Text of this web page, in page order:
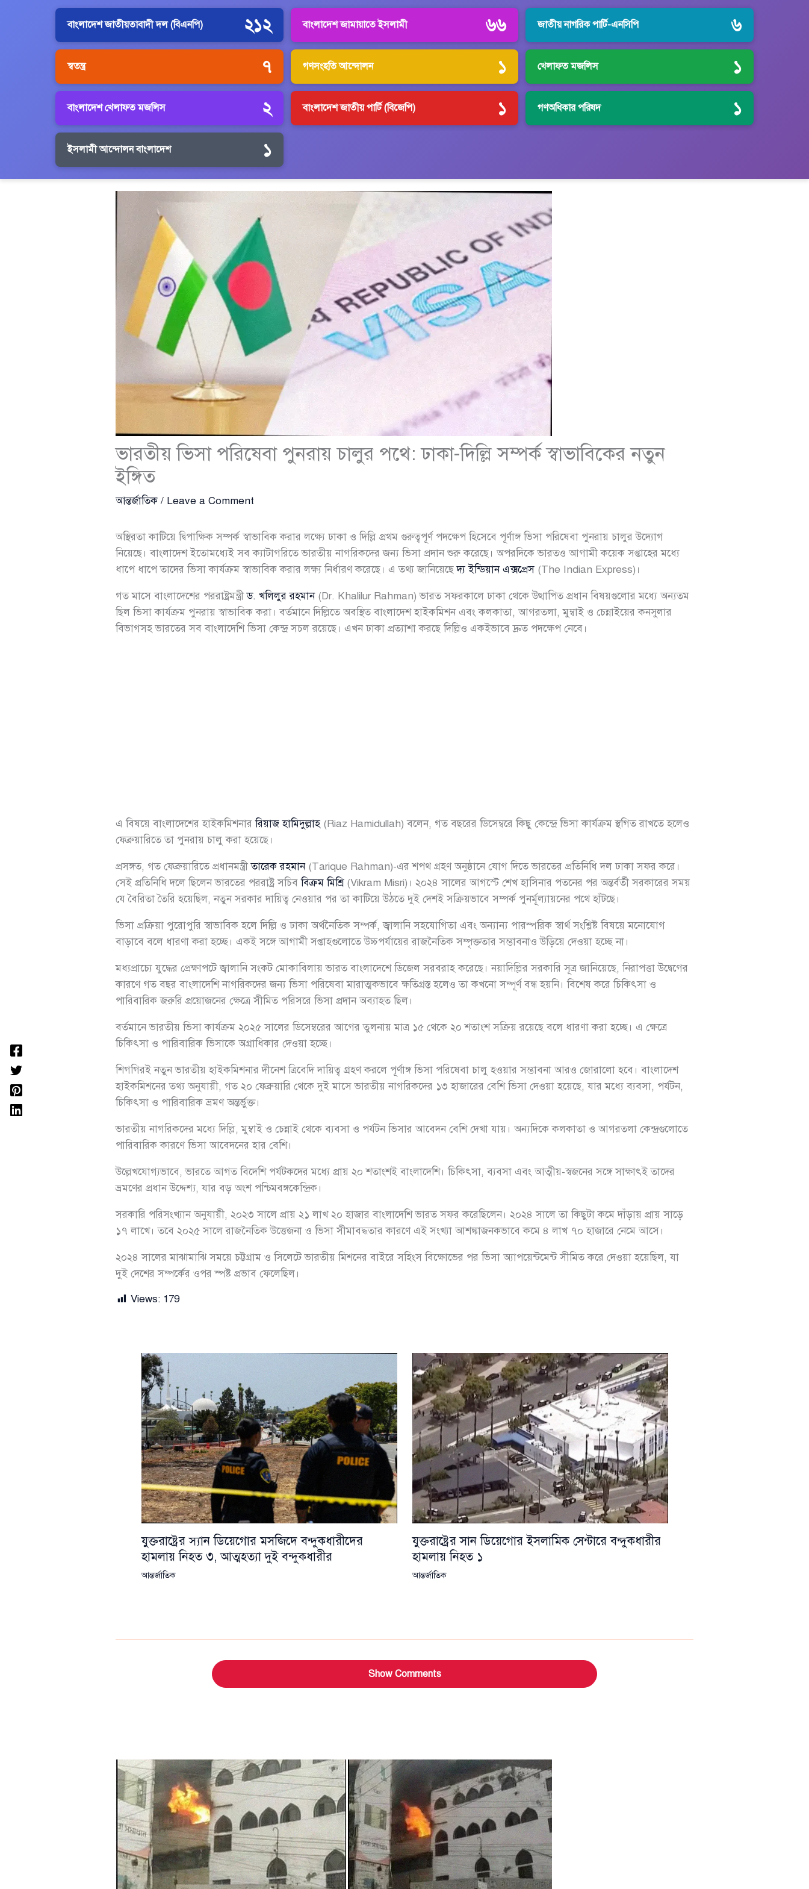
বাংলাদেশ জাতীয়তাবাদী দল (বিএনপি) ২১২ বাংলাদেশ জামায়াতে ইসলামী ৬৬ জাতীয় নাগরিক পার্টি-এনসিপি ৬
স্বতন্ত্র ৭ গণসংহতি আন্দোলন ১ খেলাফত মজলিস ১
বাংলাদেশ খেলাফত মজলিস ২ বাংলাদেশ জাতীয় পার্টি (বিজেপি) ১ গণঅধিকার পরিষদ ১
ইসলামী আন্দোলন বাংলাদেশ ১
ভারতীয় ভিসা পরিষেবা পুনরায় চালুর পথে: ঢাকা-দিল্লি সম্পর্ক স্বাভাবিকের নতুন
ইঙ্গিত
আন্তর্জাতিক / Leave a Comment
অস্থিরতা কাটিয়ে দ্বিপাক্ষিক সম্পর্ক স্বাভাবিক করার লক্ষ্যে ঢাকা ও দিল্লি প্রথম গুরুত্বপূর্ণ পদক্ষেপ হিসেবে পূর্ণাঙ্গ ভিসা পরিষেবা পুনরায় চালুর উদ্যোগ
নিয়েছে। বাংলাদেশ ইতোমধ্যেই সব ক্যাটাগরিতে ভারতীয় নাগরিকদের জন্য ভিসা প্রদান শুরু করেছে। অপরদিকে ভারতও আগামী কয়েক সপ্তাহের মধ্যে
ধাপে ধাপে তাদের ভিসা কার্যক্রম স্বাভাবিক করার লক্ষ্য নির্ধারণ করেছে। এ তথ্য জানিয়েছেদ্য ইন্ডিয়ান এক্সপ্রেস (The Indian Express)।
গত মাসে বাংলাদেশের পররাষ্ট্রমন্ত্রীড. খলিলুর রহমান(Dr. Khalilur Rahman) ভারত সফরকালে ঢাকা থেকে উত্থাপিত প্রধান বিষয়গুলোর মধ্যে অন্যতম
ছিল ভিসা কার্যক্রম পুনরায় স্বাভাবিক করা। বর্তমানে দিল্লিতে অবস্থিত বাংলাদেশ হাইকমিশন এবং কলকাতা, আগরতলা, মুম্বাই ও চেন্নাইয়ের কনসুলার
বিভাগসহ ভারতের সব বাংলাদেশি ভিসা কেন্দ্র সচল রয়েছে। এখন ঢাকা প্রত্যাশা করছে দিল্লিও একইভাবে দ্রুত পদক্ষেপ নেবে।
এ বিষয়ে বাংলাদেশের হাইকমিশনাররিয়াজ হামিদুল্লাহ (Riaz Hamidullah) বলেন, গত বছরের ডিসেম্বরে কিছু কেন্দ্রে ভিসা কার্যক্রম স্থগিত রাখতে হলেও
ফেব্রুয়ারিতে তা পুনরায় চালু করা হয়েছে।
প্রসঙ্গত, গত ফেব্রুয়ারিতে প্রধানমন্ত্রীতারেক রহমান(Tarique Rahman)-এর শপথ গ্রহণ অনুষ্ঠানে যোগ দিতে ভারতের প্রতিনিধি দল ঢাকা সফর করে।
সেই প্রতিনিধি দলে ছিলেন ভারতের পররাষ্ট্র সচিববিক্রম মিশ্রি(Vikram Misri)। ২০২৪ সালের আগস্টে শেখ হাসিনার পতনের পর অন্তর্বর্তী সরকারের সময়
যে বৈরিতা তৈরি হয়েছিল, নতুন সরকার দায়িত্ব নেওয়ার পর তা কাটিয়ে উঠতে দুই দেশই সক্রিয়ভাবে সম্পর্ক পুনর্মূল্যায়নের পথে হাঁটছে।
ভিসা প্রক্রিয়া পুরোপুরি স্বাভাবিক হলে দিল্লি ও ঢাকা অর্থনৈতিক সম্পর্ক, জ্বালানি সহযোগিতা এবং অন্যান্য পারস্পরিক স্বার্থ সংশ্লিষ্ট বিষয়ে মনোযোগ
বাড়াবে বলে ধারণা করা হচ্ছে। একই সঙ্গে আগামী সপ্তাহগুলোতে উচ্চপর্যায়ের রাজনৈতিক সম্পৃক্ততার সম্ভাবনাও উড়িয়ে দেওয়া হচ্ছে না।
মধ্যপ্রাচ্যে যুদ্ধের প্রেক্ষাপটে জ্বালানি সংকট মোকাবিলায় ভারত বাংলাদেশে ডিজেল সরবরাহ করেছে। নয়াদিল্লির সরকারি সূত্র জানিয়েছে, নিরাপত্তা উদ্বেগের
কারণে গত বছর বাংলাদেশি নাগরিকদের জন্য ভিসা পরিষেবা মারাত্মকভাবে ক্ষতিগ্রস্ত হলেও তা কখনো সম্পূর্ণ বন্ধ হয়নি। বিশেষ করে চিকিৎসা ও
পারিবারিক জরুরি প্রয়োজনের ক্ষেত্রে সীমিত পরিসরে ভিসা প্রদান অব্যাহত ছিল।
বর্তমানে ভারতীয় ভিসা কার্যক্রম ২০২৫ সালের ডিসেম্বরের আগের তুলনায় মাত্র ১৫ থেকে ২০ শতাংশ সক্রিয় রয়েছে বলে ধারণা করা হচ্ছে। এ ক্ষেত্রে
চিকিৎসা ও পারিবারিক ভিসাকে অগ্রাধিকার দেওয়া হচ্ছে।
শিগগিরই নতুন ভারতীয় হাইকমিশনার দীনেশ ত্রিবেদি দায়িত্ব গ্রহণ করলে পূর্ণাঙ্গ ভিসা পরিষেবা চালু হওয়ার সম্ভাবনা আরও জোরালো হবে। বাংলাদেশ
হাইকমিশনের তথ্য অনুযায়ী, গত ২০ ফেব্রুয়ারি থেকে দুই মাসে ভারতীয় নাগরিকদের ১৩ হাজারের বেশি ভিসা দেওয়া হয়েছে, যার মধ্যে ব্যবসা, পর্যটন,
চিকিৎসা ও পারিবারিক ভ্রমণ অন্তর্ভুক্ত।
ভারতীয় নাগরিকদের মধ্যে দিল্লি, মুম্বাই ও চেন্নাই থেকে ব্যবসা ও পর্যটন ভিসার আবেদন বেশি দেখা যায়। অন্যদিকে কলকাতা ও আগরতলা কেন্দ্রগুলোতে
পারিবারিক কারণে ভিসা আবেদনের হার বেশি।
উল্লেখযোগ্যভাবে, ভারতে আগত বিদেশি পর্যটকদের মধ্যে প্রায় ২০ শতাংশই বাংলাদেশি। চিকিৎসা, ব্যবসা এবং আত্মীয়-স্বজনের সঙ্গে সাক্ষাৎই তাদের
ভ্রমণের প্রধান উদ্দেশ্য, যার বড় অংশ পশ্চিমবঙ্গকেন্দ্রিক।
সরকারি পরিসংখ্যান অনুযায়ী, ২০২৩ সালে প্রায় ২১ লাখ ২০ হাজার বাংলাদেশি ভারত সফর করেছিলেন। ২০২৪ সালে তা কিছুটা কমে দাঁড়ায় প্রায় সাড়ে
১৭ লাখে। তবে ২০২৫ সালে রাজনৈতিক উত্তেজনা ও ভিসা সীমাবদ্ধতার কারণে এই সংখ্যা আশঙ্কাজনকভাবে কমে ৪ লাখ ৭০ হাজারে নেমে আসে।
২০২৪ সালের মাঝামাঝি সময়ে চট্টগ্রাম ও সিলেটে ভারতীয় মিশনের বাইরে সহিংস বিক্ষোভের পর ভিসা অ্যাপয়েন্টমেন্ট সীমিত করে দেওয়া হয়েছিল, যা
দুই দেশের সম্পর্কের ওপর স্পষ্ট প্রভাব ফেলেছিল।
Views: 179
যুক্তরাষ্ট্রের স্যান ডিয়েগোর মসজিদে বন্দুকধারীদের
হামলায় নিহত ৩, আত্মহত্যা দুই বন্দুকধারীর
আন্তর্জাতিক
যুক্তরাষ্ট্রের সান ডিয়েগোর ইসলামিক সেন্টারে বন্দুকধারীর
হামলায় নিহত ১
আন্তর্জাতিক
Show Comments